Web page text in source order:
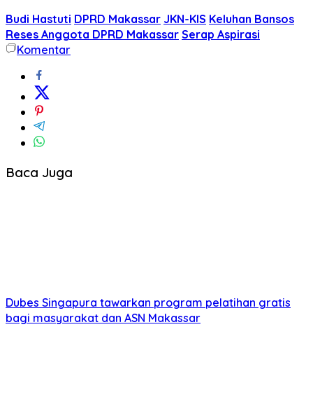
Budi Hastuti DPRD Makassar JKN-KIS Keluhan Bansos
Reses Anggota DPRD Makassar Serap Aspirasi
Komentar
Baca Juga
Dubes Singapura tawarkan program pelatihan gratis
bagi masyarakat dan ASN Makassar